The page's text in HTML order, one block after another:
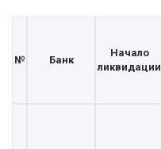
№ Банк
Начало
ликвидации